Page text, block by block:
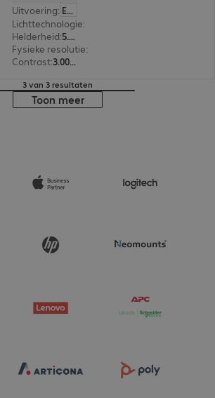
Uitvoering: Europa
Lichttechnologie:
Helderheid:
5.000 ANSI-lumen
Fysieke resolutie:
Contrast: 3.000.000:1
3 van 3 resultaten
Toon meer